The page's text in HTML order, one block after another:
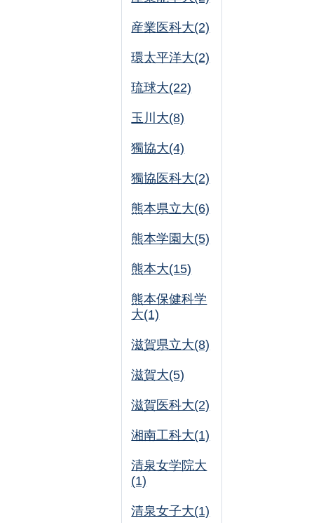
産業医科大(2)
環太平洋大(2)
琉球大(22)
玉川大(8)
獨協大(4)
獨協医科大(2)
熊本県立大(6)
熊本学園大(5)
熊本大(15)
熊本保健科学
大(1)
滋賀県立大(8)
滋賀大(5)
滋賀医科大(2)
湘南工科大(1)
清泉女学院大
(1)
清泉女子大(1)